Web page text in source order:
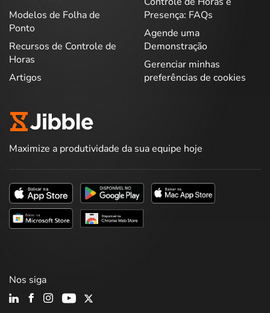
Modelos de Folha de
Ponto
Recursos de Controle de
Horas
Artigos
Presença: FAQs
Agende uma
Demonstração
Gerenciar minhas
preferências de cookies
Maximize a produtividade da sua equipe hoje
Nos siga